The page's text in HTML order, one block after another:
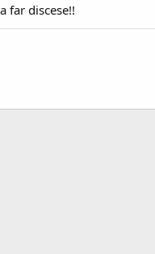
far discese!!